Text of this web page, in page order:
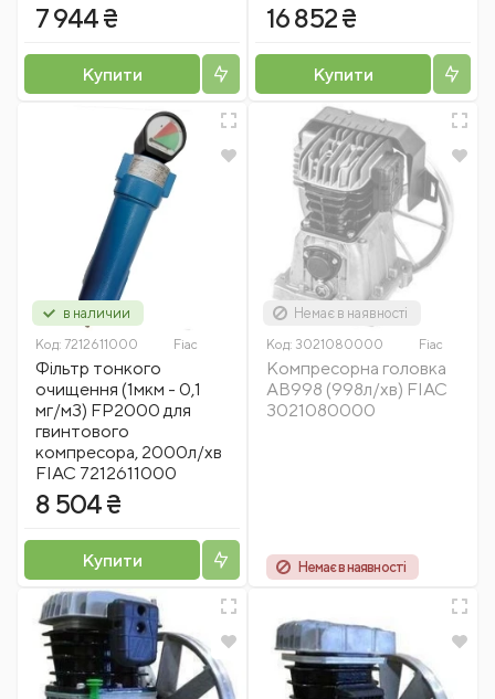
7 944 ₴
Купити
16 852 ₴
Купити
в наличии
Код: 7212611000 Fiac
Фільтр тонкого
очищення (1мкм - 0,1
мг/м3) FP2000 для
гвинтового
компресора, 2000л/хв
FIAC 7212611000
8 504 ₴
Купити
Немає в наявності
Код: 3021080000 Fiac
Компресорна головка
AB998 (998л/хв) FIAC
3021080000
Немає в наявності